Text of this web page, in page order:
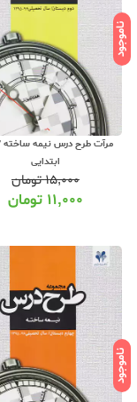
ناموجود
ابتدایی
۱۵,۰۰۰تومان
۱۱,۰۰۰ تومان
ناموجود